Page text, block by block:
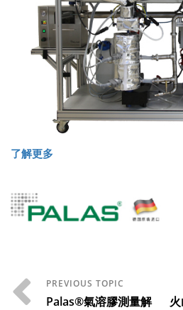
了解更多
Palas®氣溶膠測量解